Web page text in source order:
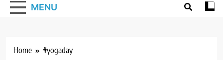
MENU
Home #yogaday